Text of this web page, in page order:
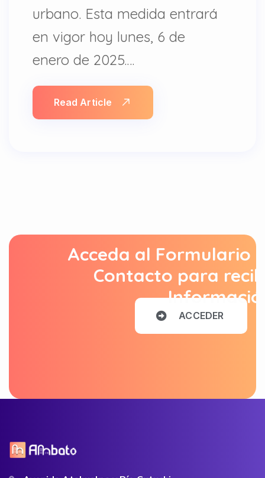
urbano. Esta medida entrará
en vigor hoy lunes, 6 de
enero de 2025.…
Read Article
Acceda al Formulario
Contacto para
ACCEDER